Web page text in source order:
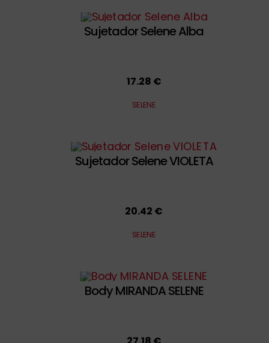
Sujetador Selene Alba
17.28 €
SELENE
Sujetador Selene VIOLETA
20.42 €
SELENE
Body MIRANDA SELENE